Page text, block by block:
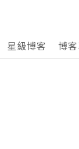
星級博客 博